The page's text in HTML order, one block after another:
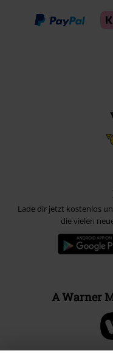
Lade dir jetzt kostenlos
die vielen
A Warner